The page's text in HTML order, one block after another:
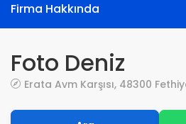
Firma Hakkında
Foto Deniz
Erata Avm Karşısı, 48300